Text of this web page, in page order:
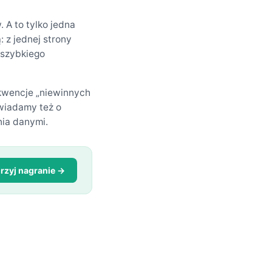
A to tylko jedna
z jednej strony
„niewinnych
też o
danymi.
nagranie →